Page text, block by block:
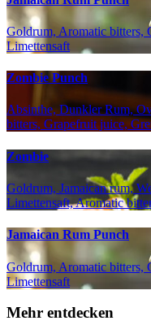
Goldrum, Aromatic bitters,
Limettensaft
Zombie Punch
Absinthe, Dunkler Rum,
bitters, Grapefruit juice,
Zombie
Goldrum, Jamaican rum,
Limettensaft, Aromatic
Jamaican Rum Punch
Goldrum, Aromatic bitters,
Limettensaft
Mehr entdecken